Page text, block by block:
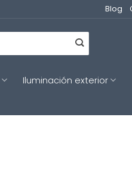
Blog
Iluminación exterior